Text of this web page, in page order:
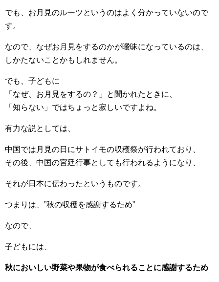
でも、お月見のルーツというのはよく分かっていないので
す。
なので、なぜお月見をするのかが曖昧になっているのは、
しかたないことかもしれません。
でも、子どもに
「なぜ、お月見をするの？」と聞かれたときに、
「知らない」ではちょっと寂しいですよね。
有力な説としては、
中国では月見の日にサトイモの収穫祭が行われており、
その後、中国の宮廷行事としても行われるようになり、
それが日本に伝わったというものです。
つまりは、”秋の収穫を感謝するため”
なので、
子どもには、
秋においしい野菜や果物が食べられることに感謝するため